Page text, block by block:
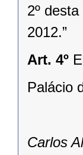
2º
2012.”
Art. 4º
Palácio
Carlos